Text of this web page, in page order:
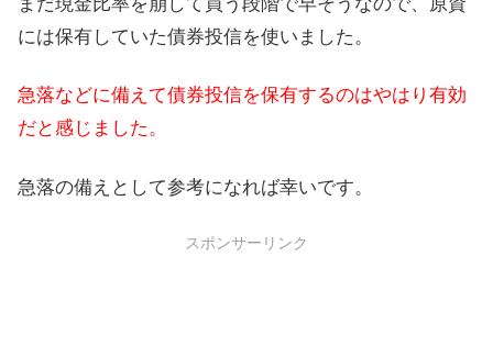
には保有していた債券投信を使いました。
急落などに備えて債券投信を保有するのはやはり有効
だと感じました。
急落の備えとして参考になれば幸いです。
スポンサーリンク